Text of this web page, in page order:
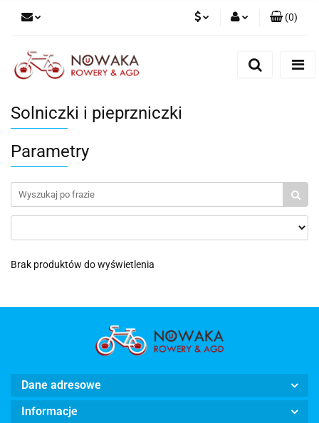
(0)
Solniczki i pieprzniczki
Parametry
Brak produktów do wyświetlenia
Dane adresowe
Informacje